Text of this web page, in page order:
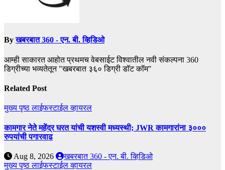
Byखबरबात 360 - एन. बी. व्हिडिओ
आम्ही साकारत आहोत प्रथमच वेबसाईट विश्वातील नवी संकल्पना 360
डिग्रीच्या भव्यतेतून "खबरबात ३६० डिग्री डॉट कॉम"
Related Post
मुख्य पृष्ठलाईफस्टाईलव्हायरल
कामगार नेते महेंद्र घरत यांची यशस्वी मध्यस्थी; JWR कामगारांना ३०००
रुपयांची पगारवाढ
Aug 8, 2026
खबरबात 360 - एन. बी. व्हिडिओ
मुख्य पृष्ठलाईफस्टाईलव्हायरल